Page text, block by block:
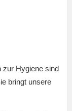
Hygiene sind
bringt unsere